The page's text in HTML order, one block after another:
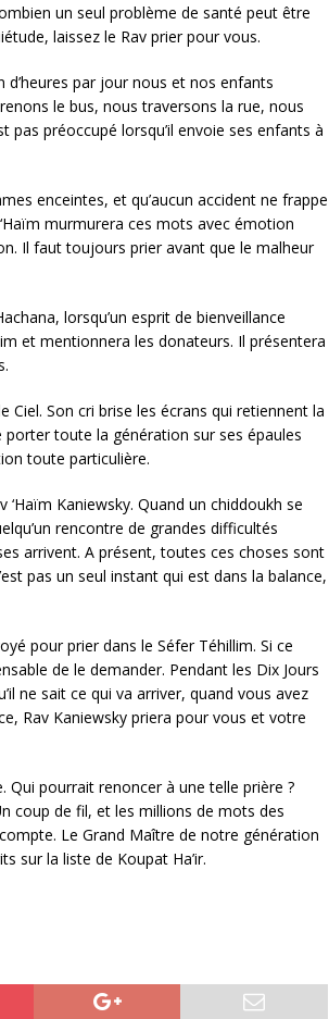
un seul problème de santé peut être
laissez le Rav prier pour vous.
par jour nous et nos enfants
le bus, nous traversons la rue, nous
préoccupé lorsqu’il envoie ses enfants à
enceintes, et qu’aucun accident ne frappe
murmurera ces mots avec émotion
Il faut toujours prier avant que le malheur
lorsqu’un esprit de bienveillance
et mentionnera les donateurs. Il présentera
Ciel. Son cri brise les écrans qui retiennent la
porter toute la génération sur ses épaules
toute particulière.
Kaniewsky. Quand un chiddoukh se
rencontre de grandes difficultés
arrivent. A présent, toutes ces choses sont
pas un seul instant qui est dans la balance,
pour prier dans le Séfer Téhillim. Si ce
de le demander. Pendant les Dix Jours
ne sait ce qui va arriver, quand vous avez
Rav Kaniewsky priera pour vous et votre
Qui pourrait renoncer à une telle prière ?
coup de fil, et les millions de mots des
Le Grand Maître de notre génération
sur la liste de Koupat Ha’ir.